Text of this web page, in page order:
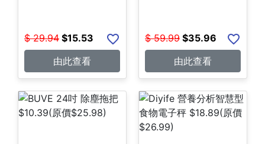
$ 29.94 $15.53
由此查看
$ 59.99 $35.96
由此查看